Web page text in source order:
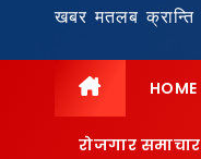
खबर मतलब क्रान्ति
HOME
रोजगार समाचार